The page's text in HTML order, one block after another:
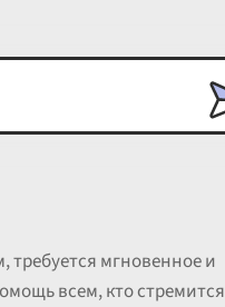
мгновенное и
всем, кто стремится